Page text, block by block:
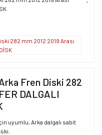
Fren Diski 282
DALGALI
uyumlu, Arka dalgalı sabit